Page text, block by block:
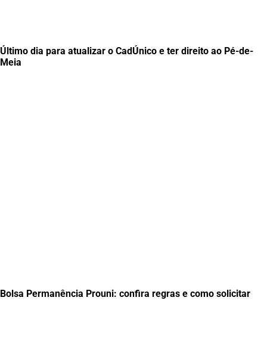
Último dia para atualizar o CadÚnico e ter direito ao Pé-de-
Meia
Bolsa Permanência Prouni: confira regras e como solicitar